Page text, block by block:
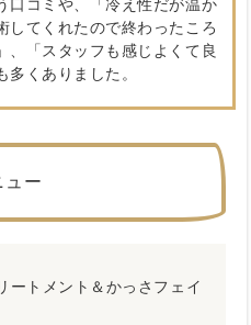
口コミや、「冷え性だが温か
してくれたので終わったころ
、「スタッフも感じよくて良
くありました。
ュー
ートメント＆かっさフェイ